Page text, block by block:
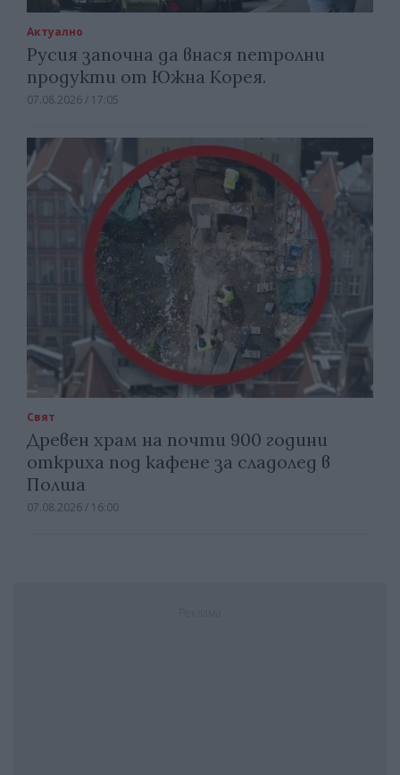
Актуално
Русия започна да внася петролни
продукти от Южна Корея.
07.08.2026 / 17:05
Свят
Древен храм на почти 900 години
откриха под кафене за сладолед в
Полша
07.08.2026 / 16:00